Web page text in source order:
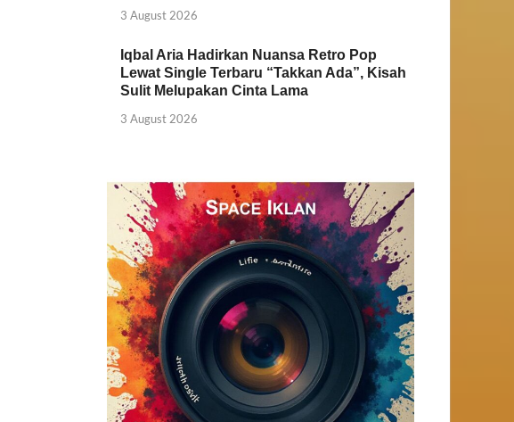
3 August 2026
Iqbal Aria Hadirkan Nuansa Retro Pop
Lewat Single Terbaru “Takkan Ada”, Kisah
Sulit Melupakan Cinta Lama
3 August 2026